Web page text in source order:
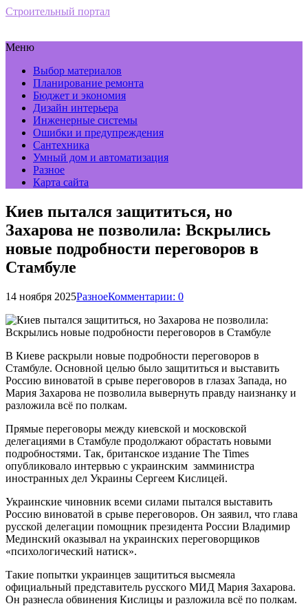
Строительный портал
Меню
Выбор материалов
Планирование ремонта
Бюджет и экономия
Дизайн интерьера
Инженерные системы
Ошибки и предупреждения
Сантехника
Умный дом и автоматизация
Разное
Карта сайта
Киев пытался защититься, но
Захарова не позволила: Вскрылись
новые подробности переговоров в
Стамбуле
14 ноября 2025РазноеКомментарии: 0
В Киеве раскрыли новые подробности переговоров в
Стамбуле. Основной целью было защититься и выставить
Россию виноватой в срыве переговоров в глазах Запада, но
Мария Захарова не позволила вывернуть правду наизнанку и
разложила всё по полкам.
Прямые переговоры между киевской и московской
делегациями в Стамбуле продолжают обрастать новыми
подробностями. Так, британское издание The Times
опубликовало интервью с украинским замминистра
иностранных дел Украины Сергеем Кислицей.
Украинские чиновник всеми силами пытался выставить
Россию виноватой в срыве переговоров. Он заявил, что глава
русской делегации помощник президента России Владимир
Мединский оказывал на украинских переговорщиков
«психологический натиск».
Такие попытки украинцев защититься высмеяла
официальный представитель русского МИД Мария Захарова.
Он разнесла обвинения Кислицы и разложила всё по полкам.